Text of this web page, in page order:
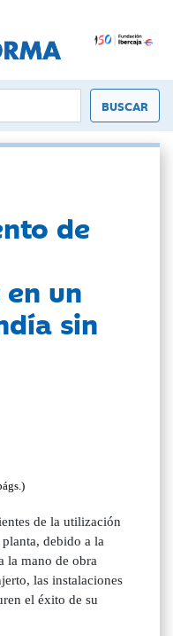
de
un
sin
de la utilización
debido a la
la mano de obra
las instalaciones
el éxito de su